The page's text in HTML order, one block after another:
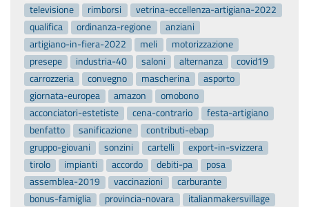
televisione
rimborsi
vetrina-eccellenza-artigiana-2022
qualifica
ordinanza-regione
anziani
artigiano-in-fiera-2022
meli
motorizzazione
presepe
industria-40 saloni alternanza
covid19
carrozzeria
convegno mascherina
asporto
giornata-europea
amazon
omobono
acconciatori-estetiste
cena-contrario
festa-artigiano
benfatto
sanificazione
contributi-ebap
gruppo-giovani
sonzini cartelli
export-in-svizzera
tirolo
impianti accordo debiti-pa
posa
assemblea-2019
vaccinazioni
carburante
bonus-famiglia
provincia-novara
italianmakersvillage